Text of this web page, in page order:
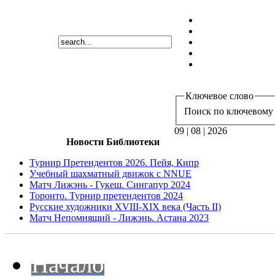
Ключевое слово
Поиск по ключевому
09 | 08 | 2026
Новости Библиотеки
Турнир Претендентов 2026. Пейя, Кипр
Учебный шахматный движок с NNUE
Матч Лижэнь - Гукеш. Сингапур 2024
Торонто. Турнир претендентов 2024
Русские художники XVIII-XIX века (Часть II)
Матч Непомнящий - Лижэнь. Астана 2023
Начало